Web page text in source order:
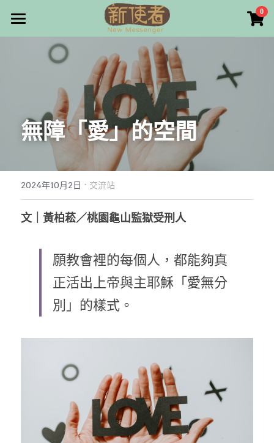
0
最新消息
雜誌目錄
雜誌專欄
最新文章
編者的話
本期主題
台灣教會人物檔案
乘著夢想去旅行
解惑之窗
母語葡萄園
神學淺說
畫話人生
寫寫畫畫
漫畫
訂購/奉獻/廣告刊登
好站連結
奉獻支持
無障「愛」的空間
2024年10月2日 · 交流站
文｜黃柏菘／桃園龜山監獄受刑人
願教會裡的每個人，都能夠真
正活出上帝與主耶穌「愛無分
別」的樣式。
×
商品分類
所有商品分類